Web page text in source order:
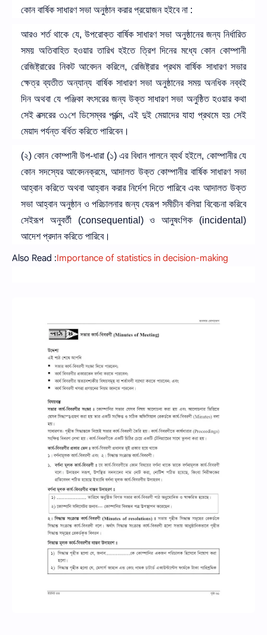
কোন বার্ষিক সাধারণ সভা অনুষ্ঠান করার প্রয়োজন হইবে না :
আরও শর্ত থাকে যে, উপরোক্ত বার্ষিক সাধারণ সভা অনুষ্ঠানের জন্য নির্ধারিত
সময় অতিবাহিত হওয়ার তারিখ হইতে ত্রিশ দিনের মধ্যে কোন কোম্পানী
রেজিষ্ট্রারের নিকট আবেদন করিলে, রেজিষ্ট্রার প্রথম বার্ষিক সাধারণ সভার
ক্ষেত্র ব্যতীত অন্যান্য বার্ষিক সাধারণ সভা অনুষ্ঠানের সময় অনধিক নব্বই
দিন অথবা যে পঞ্জিকা বৎসরের জন্য উক্ত সাধারণ সভা অনুষ্ঠিত হওয়ার কথা
সেই বত্সরের ৩১শে ডিসেম্বর পর্যন্ত্ম, এই দুই মেয়াদের যাহা প্রথমে হয় সেই
মেয়াদ পর্যন্ত বর্ধিত করিতে পারিবেন।
(২) কোন কোম্পানী উপ-ধারা (১) এর বিধান পালনে ব্যর্থ হইলে, কোম্পানীর যে
কোন সদস্যের আবেদনক্রমে, আদালত উক্ত কোম্পানীর বার্ষিক সাধারণ সভা
আহ্বান করিতে অথবা আহ্বান করার নির্দেশ দিতে পারিবে এবং আদালত উক্ত
সভা আহ্বান অনুষ্ঠান ও পরিচালনার জন্য যেরূপ সমীচীন বলিয়া বিবেচনা করিবে
সেইরূপ অনুবর্তী (consequential) ও আনুষংগিক (incidental)
আদেশ প্রদান করিতে পারিবে।
Also Read :Importance of statistics in decision-making